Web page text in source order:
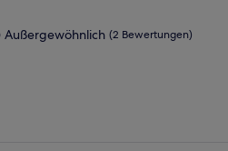
Außergewöhnlich (2 Bewertungen)